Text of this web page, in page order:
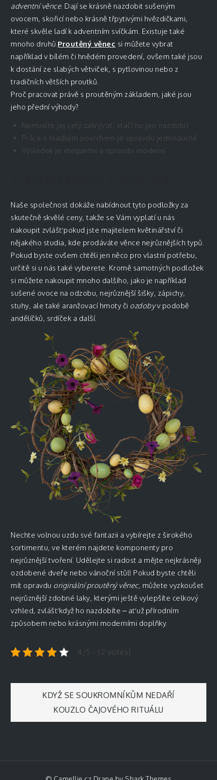
adventní věnce. Dají se krásně nazdobit sušeným
ovocem, skořicí nebo krásně třpytivými hvězdičkami,
které skvěle ladí k adventním svíčkám. Existuje také
mnoho druhů.Proutěný věnec si můžete vybrat
například v bílém či hnědém provedení, ovšem také jsou
k dostání ze slabých větviček, s pytlovinou nebo z
tradičních větších proutků.
Proč pracovat právě s proutěným základem, jaké jsou
jeho přední výhody?
Nemusíte jej celý zakrývat, stačí ho jen nazdobit
Práce s hladkým povrchem je opravdu jednoduchá
Výsledek je elegantní a opravdu moderní
Naše společnost dokáže nabídnout tyto podložky za
skutečně skvělé ceny, takže se Vám vyplatí u nás
nakoupit zvlášť pokud jste majitelem květinářství či
nějakého studia, kde prodáváte věnce nejrůznějších typů.
Pokud byste ovšem chtěli jen něco pro vlastní potřebu,
určitě si u nás také vyberete. Kromě samotných podložek
si můžete nakoupit mnoho dalšího, jako je například
sušené ovoce na odzobu, nejrůznější šišky, zápichy,
stuhy, ale také aranžovací hmoty či ozdobyv podobě
andělíčků, srdíček a další.
Nechte volnou uzdu své fantazii a vybírejte z širokého
sortimentu, ve kterém najdete komponenty pro
nejrůznější tvoření. Udělejte si radost a mějte nejkrásněji
ozdobené dveře nebo vánoční stůl! Pokud byste chtěli
mít opravdu originální proutěný věnec, můžete vyzkoušet
nejrůznější zdobné laky, kterými ještě vylepšíte celkový
vzhled, zvlášť když ho nazdobíte – ať už přírodním
způsobem nebo krásnými moderními doplňky.
4/5 - (2 votes)
Navigace
pro
KDYŽ SE SOUKROMNÍKŮM NEDAŘÍ
KOUZLO ČAJOVÉHO RITUÁLU